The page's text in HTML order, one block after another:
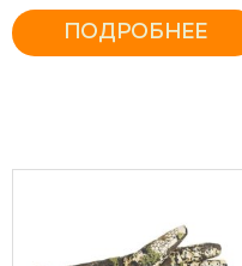
ПОЛОТНО
ПОДРОБНЕЕ